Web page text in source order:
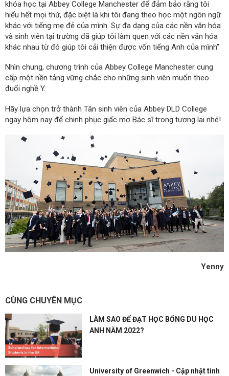
khóa học tại Abbey College Manchester để đảm bảo rằng tôi
hiểu hết mọi thứ, đặc biệt là khi tôi đang theo học một ngôn ngữ
khác với tiếng mẹ đẻ của mình. Sự đa dạng của các nền văn hóa
và sinh viên tại trường đã giúp tôi làm quen với các nền văn hóa
khác nhau từ đó giúp tôi cải thiện được vốn tiếng Anh của mình”
Nhìn chung, chương trình của Abbey College Manchester cung
cấp một nền tảng vững chắc cho những sinh viên muốn theo
đuổi nghề Y.
Hãy lựa chọn trở thành Tân sinh viên của Abbey DLD College
ngay hôm nay để chinh phục giấc mơ Bác sĩ trong tương lai nhé!
Yenny
CÙNG CHUYÊN MỤC
LÀM SAO ĐỂ ĐẠT HỌC BỔNG DU HỌC
ANH NĂM 2022?
University of Greenwich - Cập nhật tình